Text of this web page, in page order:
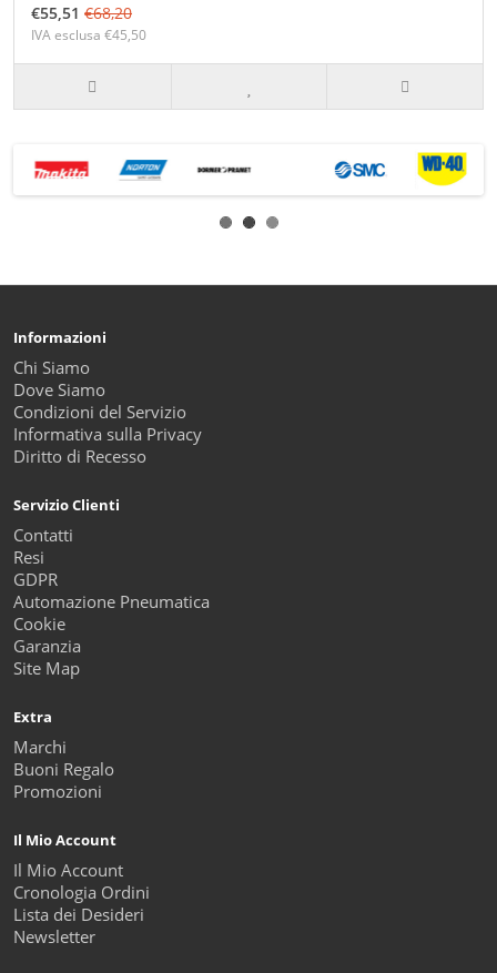
€55,51 €68,20
IVA esclusa €45,50
Informazioni
Chi Siamo
Dove Siamo
Condizioni del Servizio
Informativa sulla Privacy
Diritto di Recesso
Servizio Clienti
Contatti
Resi
GDPR
Automazione Pneumatica
Cookie
Garanzia
Site Map
Extra
Marchi
Buoni Regalo
Promozioni
Il Mio Account
Il Mio Account
Cronologia Ordini
Lista dei Desideri
Newsletter